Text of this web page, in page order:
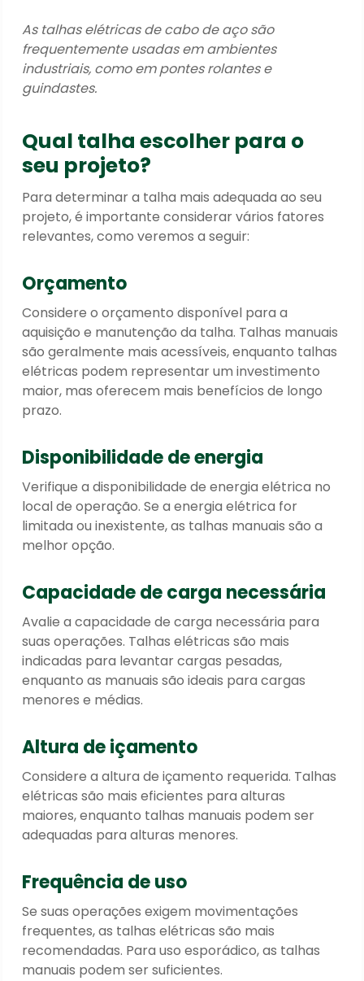
As talhas elétricas de cabo de aço são
frequentemente usadas em ambientes
industriais, como em pontes rolantes e
guindastes.
Qual talha escolher para o
seu projeto?
Para determinar a talha mais adequada ao seu
projeto, é importante considerar vários fatores
relevantes, como veremos a seguir:
Orçamento
Considere o orçamento disponível para a
aquisição e manutenção da talha. Talhas manuais
são geralmente mais acessíveis, enquanto talhas
elétricas podem representar um investimento
maior, mas oferecem mais benefícios de longo
prazo.
Disponibilidade de energia
Verifique a disponibilidade de energia elétrica no
local de operação. Se a energia elétrica for
limitada ou inexistente, as talhas manuais são a
melhor opção.
Capacidade de carga necessária
Avalie a capacidade de carga necessária para
suas operações. Talhas elétricas são mais
indicadas para levantar cargas pesadas,
enquanto as manuais são ideais para cargas
menores e médias.
Altura de içamento
Considere a altura de içamento requerida. Talhas
elétricas são mais eficientes para alturas
maiores, enquanto talhas manuais podem ser
adequadas para alturas menores.
Frequência de uso
Se suas operações exigem movimentações
frequentes, as talhas elétricas são mais
recomendadas. Para uso esporádico, as talhas
manuais podem ser suficientes.